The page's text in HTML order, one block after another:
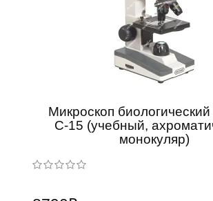
Микроскоп
С-15 (учебный,
монокуляр)